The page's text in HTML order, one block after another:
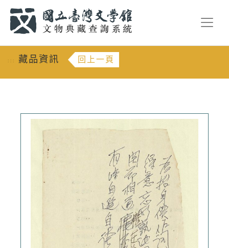
::: 藏品資訊 回上一頁